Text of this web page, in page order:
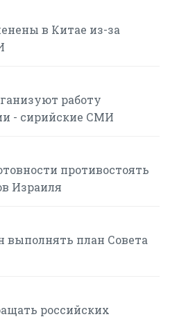
в Китае из-за
работу
- сирийские СМИ
противостоять
Израиля
выполнять план Совета
российских